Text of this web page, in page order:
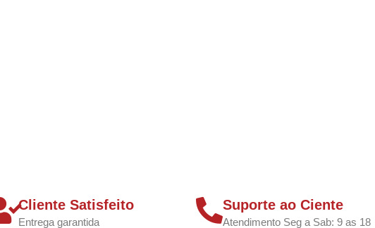
Cliente Satisfeito
Entrega garantida
Suporte ao Ciente
Atendimento Seg a Sab: 9 as 18